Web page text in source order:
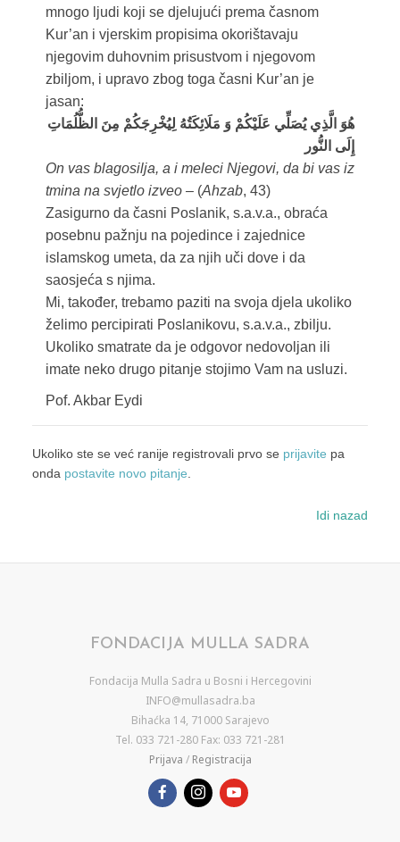
mnogo ljudi koji se djelujući prema časnom
Kur’an i vjerskim propisima okorištavaju
njegovim duhovnim prisustvom i njegovom
zbiljom, i upravo zbog toga časni Kur’an je
jasan:
هُوَ الَّذِي يُصَلِّي عَلَيْكُمْ وَ مَلَائِكَتُهُ لِيُخْرِجَكُمْ مِنَ الظُّلُمَاتِ
إِلَى النُّور
On vas blagosilja, a i meleci Njegovi, da bi vas iz
tmina na svjetlo izveo –(Ahzab, 43)
Zasigurno da časni Poslanik, s.a.v.a., obraća
posebnu pažnju na pojedince i zajednice
islamskog umeta, da za njih uči dove i da
saosjeća s njima.
Mi, također, trebamo paziti na svoja djela ukoliko
želimo percipirati Poslanikovu, s.a.v.a., zbilju.
Ukoliko smatrate da je odgovor nedovoljan ili
imate neko drugo pitanje stojimo Vam na usluzi.
Pof. Akbar Eydi
Ukoliko ste se već ranije registrovali prvo se prijavite pa
onda postavite novo pitanje.
Idi nazad
FONDACIJA MULLA SADRA
Fondacija Mulla Sadra u Bosni i Hercegovini
INFO@mullasadra.ba
Bihaćka 14, 71000 Sarajevo
Tel. 033 721-280 Fax: 033 721-281
Prijava / Registracija